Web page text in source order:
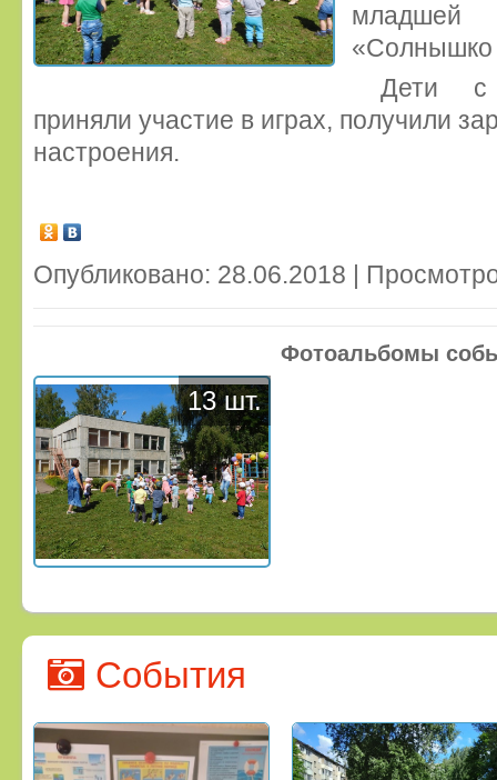
младшей
«Солнышко
Дети с
приняли участие в играх, получили
настроения.
Опубликовано: 28.06.2018 |
Фотоальбомы
13 шт.
События